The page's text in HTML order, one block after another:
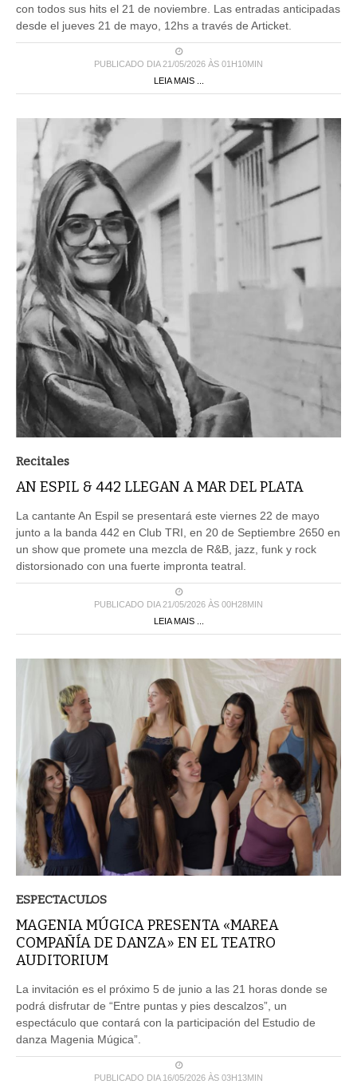
con todos sus hits el 21 de noviembre. Las entradas anticipadas
desde el jueves 21 de mayo, 12hs a través de Articket.
PUBLICADO DIA 21/05/2026 ÀS 01H10MIN
LEIA MAIS ...
Recitales
AN ESPIL & 442 LLEGAN A MAR DEL PLATA
La cantante An Espil se presentará este viernes 22 de mayo
junto a la banda 442 en Club TRI, en 20 de Septiembre 2650 en
un show que promete una mezcla de R&B, jazz, funk y rock
distorsionado con una fuerte impronta teatral.
PUBLICADO DIA 21/05/2026 ÀS 00H28MIN
LEIA MAIS ...
ESPECTACULOS
MAGENIA MÚGICA PRESENTA «MAREA
COMPAÑÍA DE DANZA» EN EL TEATRO
AUDITORIUM
La invitación es el próximo 5 de junio a las 21 horas donde se
podrá disfrutar de “Entre puntas y pies descalzos”, un
espectáculo que contará con la participación del Estudio de
danza Magenia Múgica”.
PUBLICADO DIA 16/05/2026 ÀS 03H13MIN